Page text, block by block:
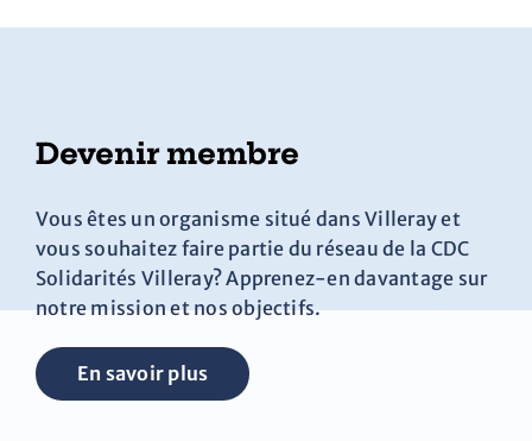
Devenir membre
Vous êtes un organisme situé dans Villeray et
vous souhaitez faire partie du réseau de la CDC
Solidarités Villeray? Apprenez-en davantage sur
notre mission et nos objectifs.
En savoir plus